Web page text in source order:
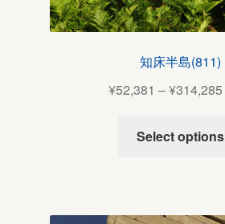
知床半島(811)
¥52,381 –¥314,285
Select options